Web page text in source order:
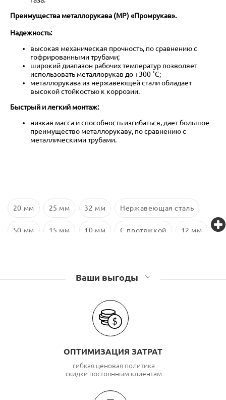
Преимущества металлорукава (МР) «Промрукав».
Надежность:
высокая механическая прочность, по сравнению с
гофрированными трубами;
широкий диапазон рабочих температур позволяет
использовать металлорукав до +300 ˚С;
металлорукава из нержавеющей стали обладает
высокой стойкостью к коррозии.
Быстрый и легкий монтаж:
низкая масса и способность изгибаться, дает большое
преимущество металлорукаву, по сравнению с
металлическими трубами.
20 мм 25 мм 32 мм Нержавеющая сталь
50 мм 15 мм 10 мм С протяжкой 12 мм
Ваши выгоды
ОПТИМИЗАЦИЯ ЗАТРАТ
гибкая ценовая политика
скидки постоянным клиентам